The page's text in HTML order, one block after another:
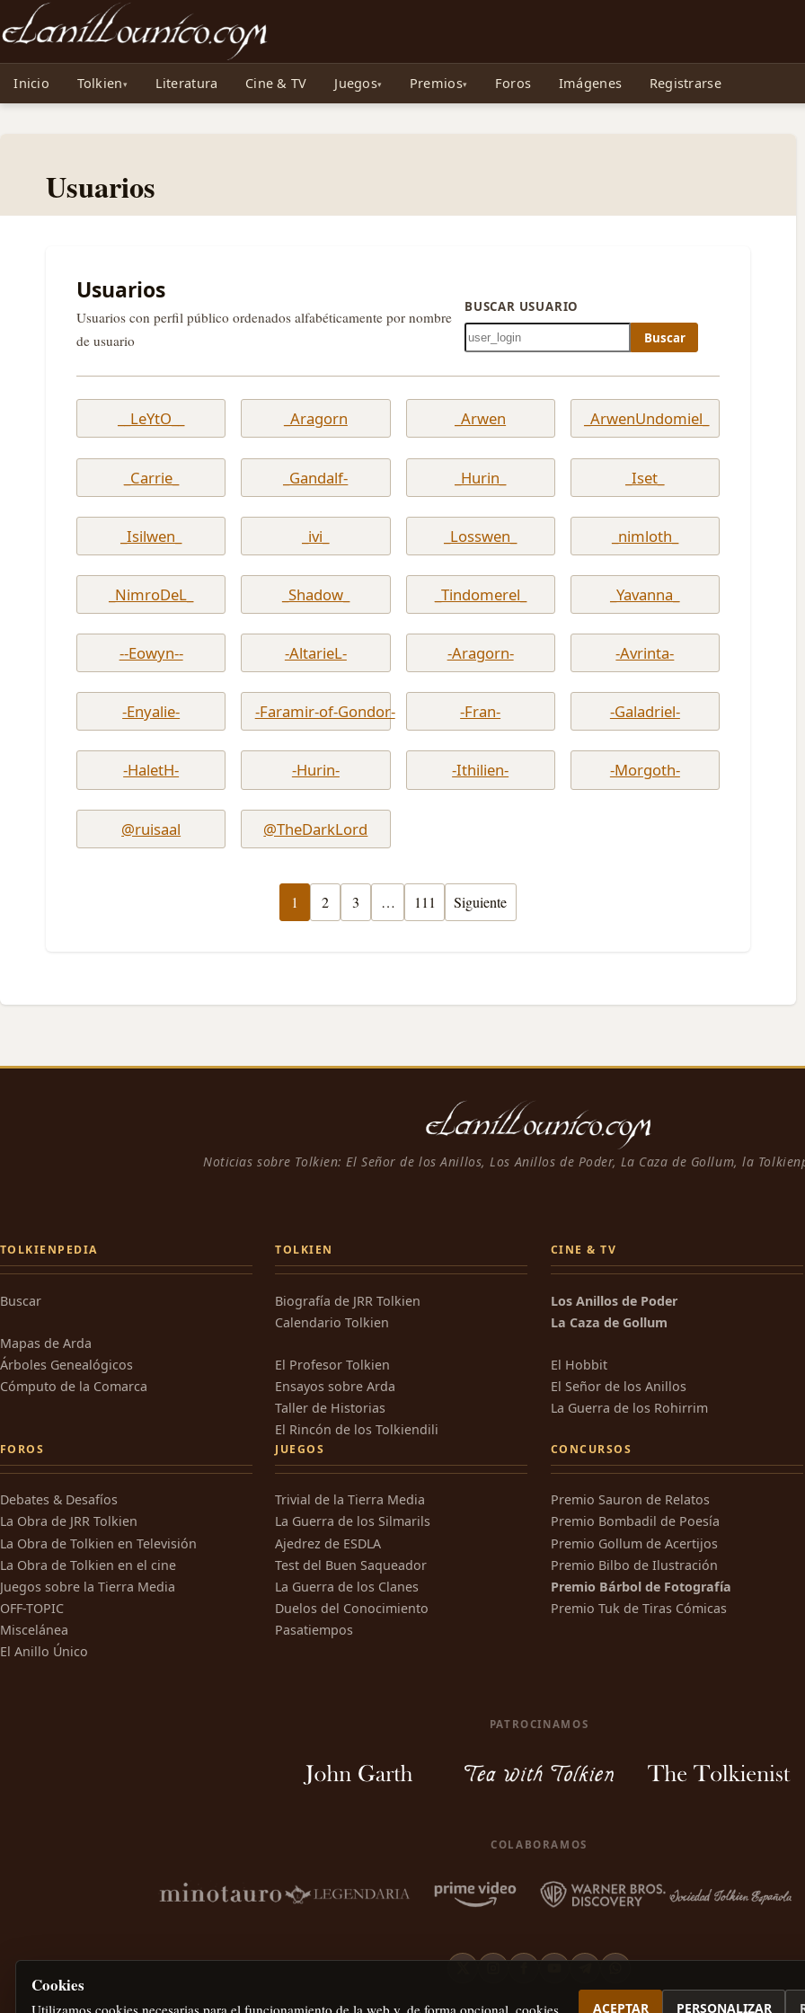
Noticias sobre Tolkien: El Señor de los Anillos, Los Anillos de Poder, La Caza de Gollum, la Tolkienpedia y más
Inicio Tolkien Literatura Cine & TV Juegos Premios Foros Imágenes Registrarse
Usuarios
Usuarios
Usuarios con perfil público ordenados alfabéticamente por nombre
de usuario
BUSCAR USUARIO
Buscar
__LeYtO__ _Aragorn _Arwen _ArwenUndomiel_
_Carrie_ _Gandalf- _Hurin_ _Iset_
_Isilwen_ _ivi_ _Losswen_ _nimloth_
_NimroDeL_ _Shadow_ _Tindomerel_ _Yavanna_
--Eowyn-- -AltarieL- -Aragorn- -Avrinta-
-Enyalie- -Faramir-of-Gondor- -Fran- -Galadriel-
-HaletH- -Hurin- -Ithilien- -Morgoth-
@ruisaal @TheDarkLord
1 2 3 … 111 Siguiente
Noticias sobre Tolkien: El Señor de los Anillos, Los Anillos de Poder, La Caza de Gollum, la
TOLKIENPEDIA
Buscar
Mapas de Arda
Árboles Genealógicos
Cómputo de la Comarca
TOLKIEN
Biografía de JRR Tolkien
Calendario Tolkien
El Profesor Tolkien
Ensayos sobre Arda
Taller de Historias
El Rincón de los Tolkiendili
CINE & TV
Los Anillos de Poder
La Caza de Gollum
El Hobbit
El Señor de los Anillos
La Guerra de los Rohirrim
FOROS
Debates & Desafíos
La Obra de JRR Tolkien
La Obra de Tolkien en Televisión
La Obra de Tolkien en el cine
Juegos sobre la Tierra Media
OFF-TOPIC
Miscelánea
El Anillo Único
JUEGOS
Trivial de la Tierra Media
La Guerra de los Silmarils
Ajedrez de ESDLA
Test del Buen Saqueador
La Guerra de los Clanes
Duelos del Conocimiento
Pasatiempos
CONCURSOS
Premio Sauron de Relatos
Premio Bombadil de Poesía
Premio Gollum de Acertijos
Premio Bilbo de Ilustración
Premio Bárbol de Fotografía
Premio Tuk de Tiras Cómicas
PATROCINAMOS
COLABORAMOS
Cookies
Utilizamos cookies necesarias para el funcionamiento de la web y, de forma opcional, cookies ACEPTAR PERSONALIZAR